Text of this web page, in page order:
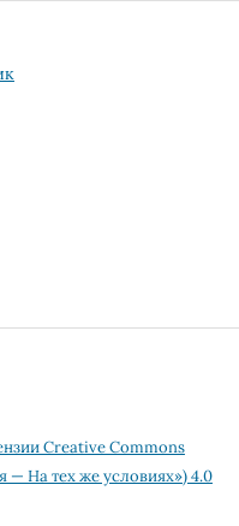
Creative Commons
На тех же условиях») 4.0